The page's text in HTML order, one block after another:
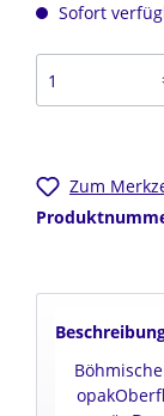
Sofort
Zum